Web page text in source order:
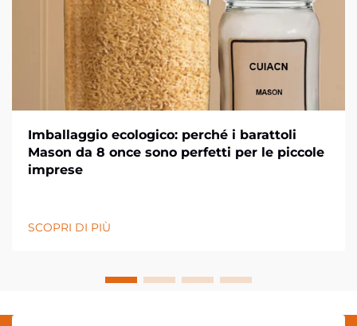
Imballaggio ecologico: perché i barattoli
Mason da 8 once sono perfetti per le piccole
imprese
SCOPRI DI PIÙ